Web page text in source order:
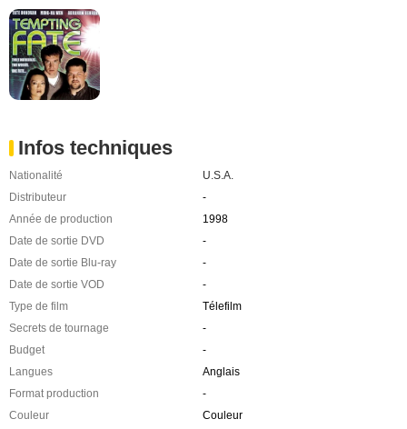
Infos techniques
Nationalité
U.S.A.
Distributeur
-
Année de production
1998
Date de sortie DVD
-
Date de sortie Blu-ray
-
Date de sortie VOD
-
Type de film
Télefilm
Secrets de tournage
-
Budget
-
Langues
Anglais
Format production
-
Couleur
Couleur